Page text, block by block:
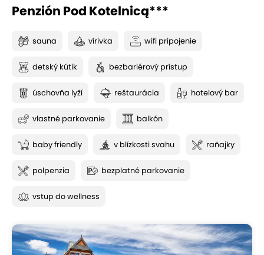
Penzión Pod Kotelnicą***
sauna vírivka wifi pripojenie
detský kútik bezbariérový prístup
úschovňa lyží reštaurácia hotelový bar
vlastné parkovanie balkón
baby friendly v blízkosti svahu raňajky
polpenzia bezplatné parkovanie
vstup do wellness